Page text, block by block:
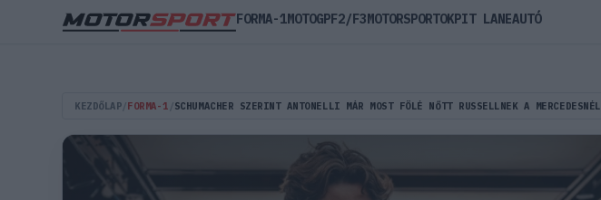
KEZDŐLAP FORMA-1 SCHUMACHER SZERINT ANTONELLI MÁR MOST FÖLÉ NŐTT RUSSELLNEK A MERCEDESNÉL
FORMA-1MOTOGPF2/F3MOTORSPORTOKPIT LANEAUTÓ